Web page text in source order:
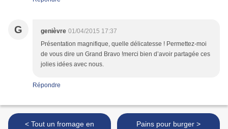
G genièvre 01/04/2015 17:37
Présentation magnifique, quelle délicatesse ! Permettez-moi
de vous dire un Grand Bravo !merci bien d’avoir partagée ces
jolies idées avec nous.
Répondre
< Tout un fromage en
Pains pour burger >